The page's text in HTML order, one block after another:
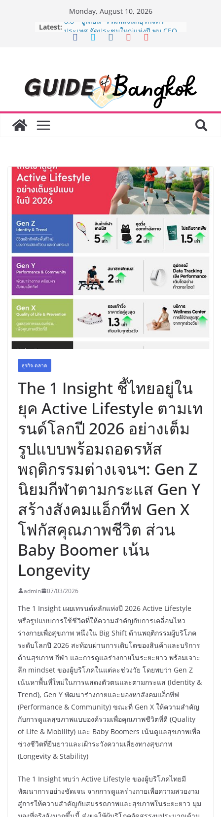
Monday, August 10, 2026
Latest: 8.8 “ซูเลียน” รวมพลังนักธุรกิจทั่ว
ประเทศ จัดประชุมใหญ่แห่งปี พบ CEO
ยาวนานกว่า 20 ปี ต่อยอดเสิร์ฟความ
อร่อย ยกเมนูระดับตำนาน “ข้าวหน้าไก่
ราชวงศ์” พุ่งทะยานสู่น่านฟ้า
BEDO จัดงาน Thailand Nature
Positive Forum 2026 ภายใต้หัวข้อ
Lord” เปิดสงครามกิลด์ข้ามประเทศ
ฉลองเซิร์ฟเวอร์ใหม่ เฮเลนา
Guangzhou Yinghao School เผยวิสัย
ทัศน์การศึกษาที่พร้อมรับอนาคต “เราไม่
ได้เตรียมนักเรียนเพียงเพื่อก้าวเข้าสู่
มหาวิทยาลัยเท่านั้น แต่ยังเตรียมพวก
เขาให้พร้อมเป็นผู้กำหนดอนาคต”
ธุรกิจ-ตลาด
The 1 Insight ชี้ไทยอยู่ใน
ยุค Active Lifestyle ตามเท
รนด์โลกปี 2026 อย่างเต็ม
รูปแบบพร้อมถอดรหัส
พฤติกรรมต่างเจนฯ: Gen Z
นิยมกีฬาตามกระแส Gen Y
สร้างสังคมแอ็กทีฟ Gen X
โฟกัสคุณภาพชีวิต ส่วน
Baby Boomer เน้น
Longevity
admin 07/03/2026
The 1 Insight เผยเทรนด์หลักแห่งปี 2026 Active Lifestyle
หรือรูปแบบการใช้ชีวิตที่ให้ความสำคัญกับการเคลื่อนไหว
ร่างกายเพื่อสุขภาพ หนึ่งใน Big Shift ด้านพฤติกรรมผู้บริโภค
ระดับโลกปี 2026 สะท้อนผ่านการเติบโตของสินค้าและบริการ
ด้านสุขภาพ กีฬา และการดูแลร่างกายในระยะยาว พร้อมเจาะ
ลึก mindset ของผู้บริโภคในแต่ละช่วงวัย โดยพบว่า Gen Z
เน้นหาพื้นที่ใหม่ในการแสดงตัวตนและตามกระแส (Identity &
Trend), Gen Y พัฒนาร่างกายและมองหาสังคมแอ็กทีฟ
(Performance & Community) ขณะที่ Gen X ให้ความสำคัญ
กับการดูแลสุขภาพแบบองค์รวมเพื่อคุณภาพชีวิตที่ดี (Quality
of Life & Mobility) และ Baby Boomers เน้นดูแลสุขภาพเพื่อ
ช่วงชีวิตที่ยืนยาวและเฝ้าระวังความเสี่ยงทางสุขภาพ
(Longevity & Stability)
The 1 Insight พบว่า Active Lifestyle ของผู้บริโภคไทยมี
พัฒนาการอย่างชัดเจน จากการดูแลร่างกายเพื่อความสวยงาม
สู่การให้ความสำคัญกับสมรรถภาพและสุขภาพในระยะยาว มุม